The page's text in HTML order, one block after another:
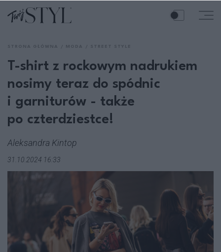
T-shirt z rockowym nadrukiem
nosimy teraz do spódnic
i garniturów - także
po czterdziestce!
Aleksandra Kintop
31.10.2024 16:33